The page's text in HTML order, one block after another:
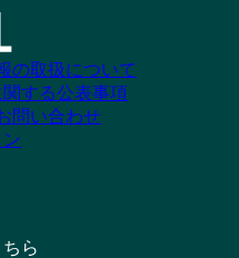
の取扱について
する公表事項
問い合わせ
ら